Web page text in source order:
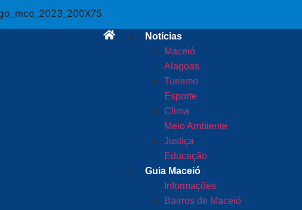
Notícias
Maceió
Alagoas
Turismo
Esporte
Clima
Meio Ambiente
Justiça
Educação
Guia Maceió
Informações
Bairros de Maceió